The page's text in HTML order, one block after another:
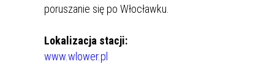
poruszanie się po Włocławku.
Lokalizacja stacji:
www.wlower.pl